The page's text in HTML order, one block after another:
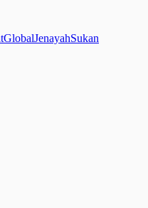
GlobalJenayahSukan